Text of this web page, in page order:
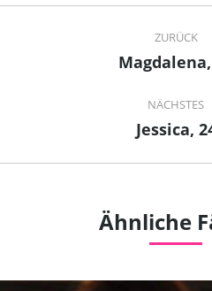
navigation
ZURÜCK
NÄCHSTES
Next
Jessica,
Ähnliche